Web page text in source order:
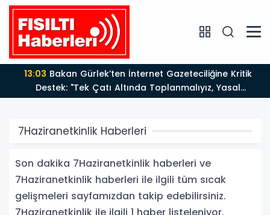
13:03Bakan Gürlek’ten İnternet Gazeteciliğine Kritik
Destek: "Tek Çatı Altında Toplanmalıyız, Yasal
Düzenlemeye Hazırız"
7Haziranetkinlik Haberleri
Son dakika 7Haziranetkinlik haberleri ve
7Haziranetkinlik haberleri ile ilgili tüm sıcak
gelişmeleri sayfamızdan takip edebilirsiniz.
7Haziranetkinlik ile ilgili 1 haber listeleniyor.